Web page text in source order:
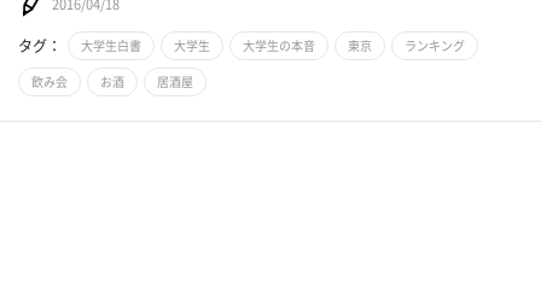
2016/04/18
タグ： 大学生白書 大学生 大学生の本音 東京 ランキング
飲み会 お酒 居酒屋